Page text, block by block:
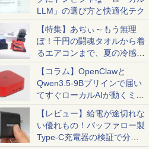
LLM」の選び方と快適化テク
【特集】あぢぃ～もう無理
ぽ！千円の闘魂タオルから着
るエアコンまで、夏の冷感グ
ッズ一挙紹介
【コラム】OpenClawと
Qwen3.5-9Bプリインで届い
てすぐローカルAIが動くミニ
PC「SER9 Pro」
【レビュー】給電が途切れな
い優れもの！バッファロー製
Type-C充電器の検証で分か